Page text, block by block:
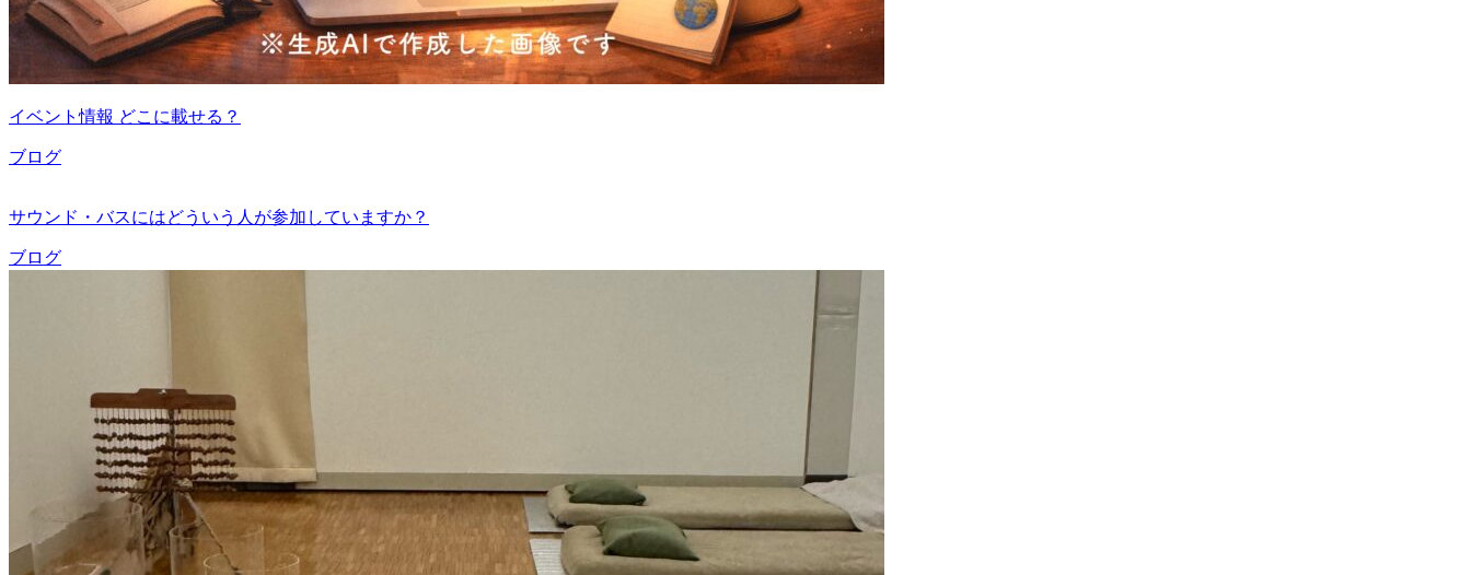
イベント情報 どこに載せる？
ブログ
サウンド・バスにはどういう人が参加していますか？
ブログ